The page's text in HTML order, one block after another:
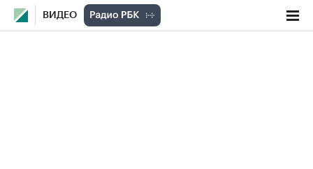
ВИДЕО